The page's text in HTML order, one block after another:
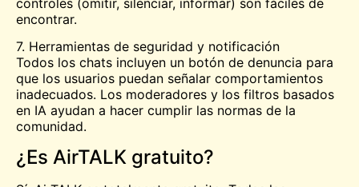
encontrar.
7. Herramientas de seguridad y notificación
Todos los chats incluyen un botón de denuncia para
que los usuarios puedan señalar comportamientos
inadecuados. Los moderadores y los filtros basados
en IA ayudan a hacer cumplir las normas de la
comunidad.
¿Es AirTALK gratuito?